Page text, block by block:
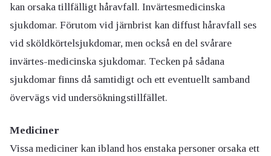
kan orsaka tillfälligt håravfall. Invärtesmedicinska
sjukdomar. Förutom vid järnbrist kan diffust håravfall ses
vid sköldkörtelsjukdomar, men också en del svårare
invärtes-medicinska sjukdomar. Tecken på sådana
sjukdomar finns då samtidigt och ett eventuellt samband
övervägs vid undersökningstillfället.
Mediciner
Vissa mediciner kan ibland hos enstaka personer orsaka ett